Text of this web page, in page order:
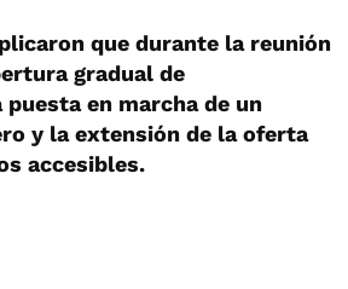
que durante la reunión
gradual de
en marcha de un
y la extensión de la oferta
accesibles.